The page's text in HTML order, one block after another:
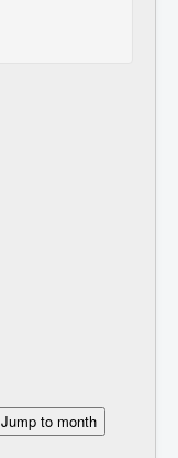
Jump to month